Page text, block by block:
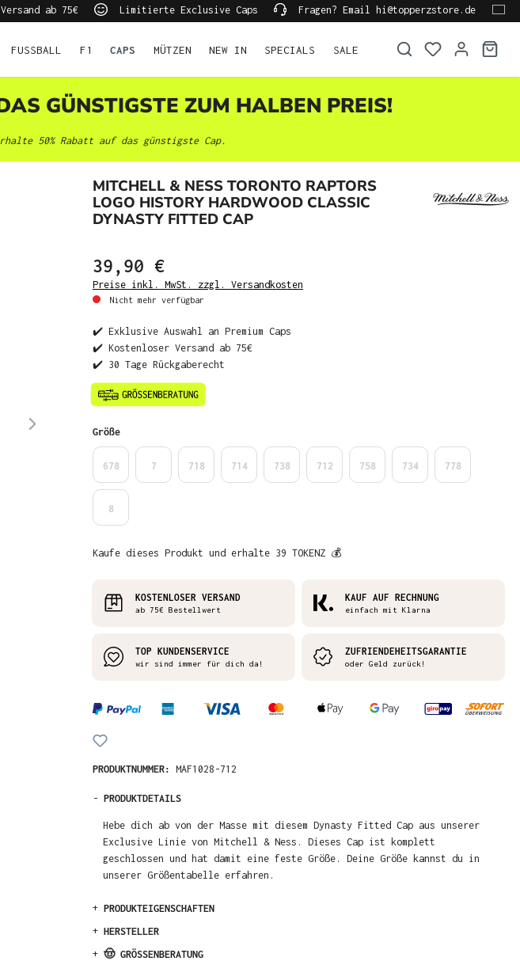
ab 75€ Limitierte Exclusive Caps Fragen? Email hi@topperzstore.de
FUSSBALL F1 CAPS MÜTZEN NEW IN SPECIALS SALE
GÜNSTIGSTE ZUM HALBEN PREIS!
50% Rabatt auf das günstigste Cap.
MITCHELL & NESS TORONTO RAPTORS
LOGO HISTORY HARDWOOD CLASSIC
DYNASTY FITTED CAP
39,90 €
Preise inkl. MwSt. zzgl. Versandkosten
Nicht mehr verfügbar
✔️ Exklusive Auswahl an Premium Caps
✔️ Kostenloser Versand ab 75€
✔️ 30 Tage Rückgaberecht
Größeauswählen
678 7 718 714 738 712 758 734 778
8
Kaufe dieses Produkt und erhalte 39 TOKENZ 💰
KOSTENLOSER VERSAND
ab 75€ Bestellwert
KAUF AUF RECHNUNG
einfach mit Klarna
TOP KUNDENSERVICE
wir sind immer für dich da!
ZUFRIENDEHEITSGARANTIE
oder Geld zurück!
PRODUKTNUMMER: MAF1028-712
- PRODUKTDETAILS
Hebe dich ab von der Masse mit diesem Dynasty Fitted Cap aus unserer
Exclusive Linie von Mitchell & Ness. Dieses Cap ist komplett
geschlossen und hat damit eine feste Größe. Deine Größe kannst du in
unserer Größentabelle erfahren.
+ PRODUKTEIGENSCHAFTEN
+ HERSTELLER
+ 🤠 GRÖSSENBERATUNG